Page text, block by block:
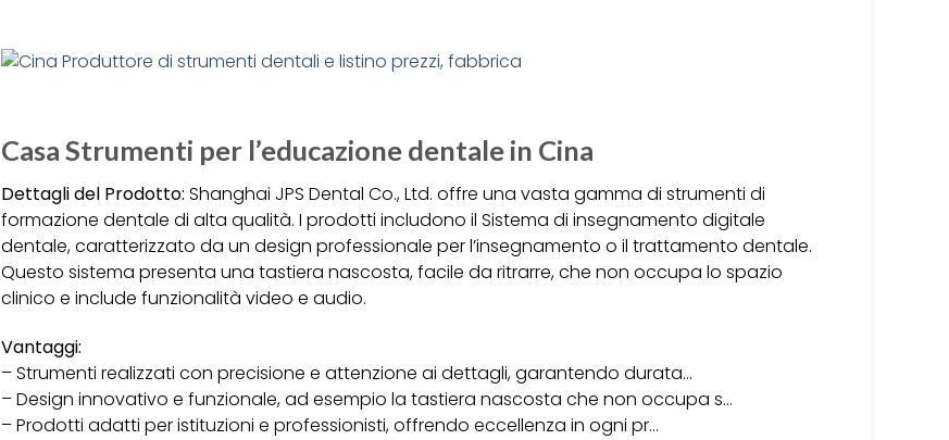
Casa Strumenti per l’educazione dentale in Cina
Dettagli del Prodotto: Shanghai JPS Dental Co., Ltd. offre una vasta gamma di strumenti di
formazione dentale di alta qualità. I prodotti includono il Sistema di insegnamento digitale
dentale, caratterizzato da un design professionale per l’insegnamento o il trattamento dentale.
Questo sistema presenta una tastiera nascosta, facile da ritrarre, che non occupa lo spazio
clinico e include funzionalità video e audio.
Vantaggi:
– Strumenti realizzati con precisione e attenzione ai dettagli, garantendo durata…
– Design innovativo e funzionale, ad esempio la tastiera nascosta che non occupa s…
– Prodotti adatti per istituzioni e professionisti, offrendo eccellenza in ogni pr…